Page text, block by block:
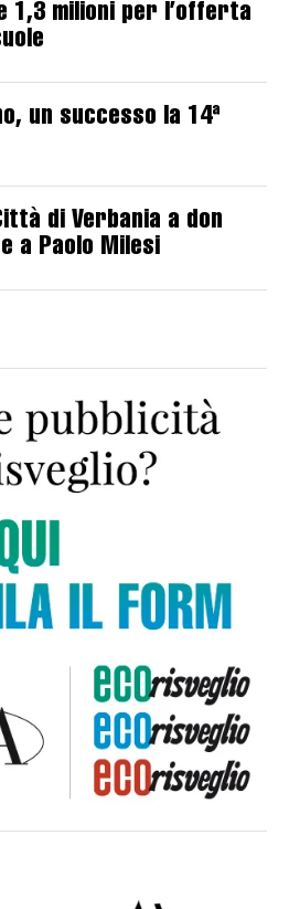
1,3 milioni per l’offerta
un successo la 14ª
di Verbania a don
a Paolo Milesi